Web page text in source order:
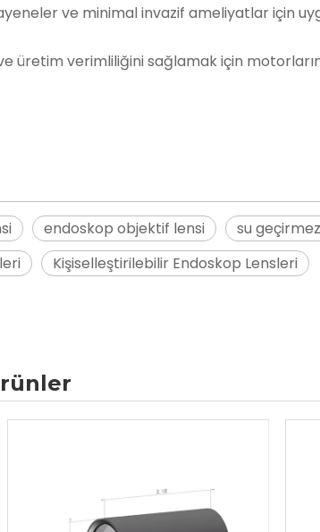
ve minimal invazif ameliyatlar için
üretim verimliliğini sağlamak için
endoskop objektif lensi
su
Kişiselleştirilebilir Endoskop Lensleri